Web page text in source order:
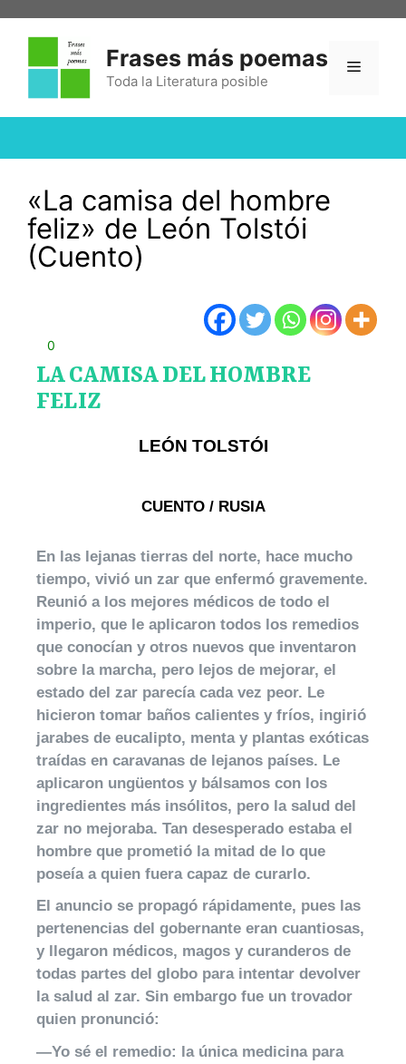
Frases más poemas
Toda la Literatura posible
«La camisa del hombre
feliz» de León Tolstói
(Cuento)
0
LA CAMISA DEL HOMBRE
FELIZ
LEÓN TOLSTÓI
CUENTO / RUSIA
En las lejanas tierras del norte, hace mucho
tiempo, vivió un zar que enfermó gravemente.
Reunió a los mejores médicos de todo el
imperio, que le aplicaron todos los remedios
que conocían y otros nuevos que inventaron
sobre la marcha, pero lejos de mejorar, el
estado del zar parecía cada vez peor. Le
hicieron tomar baños calientes y fríos, ingirió
jarabes de eucalipto, menta y plantas exóticas
traídas en caravanas de lejanos países. Le
aplicaron ungüentos y bálsamos con los
ingredientes más insólitos, pero la salud del
zar no mejoraba. Tan desesperado estaba el
hombre que prometió la mitad de lo que
poseía a quien fuera capaz de curarlo.
El anuncio se propagó rápidamente, pues las
pertenencias del gobernante eran cuantiosas,
y llegaron médicos, magos y curanderos de
todas partes del globo para intentar devolver
la salud al zar. Sin embargo fue un trovador
quien pronunció:
—Yo sé el remedio: la única medicina para